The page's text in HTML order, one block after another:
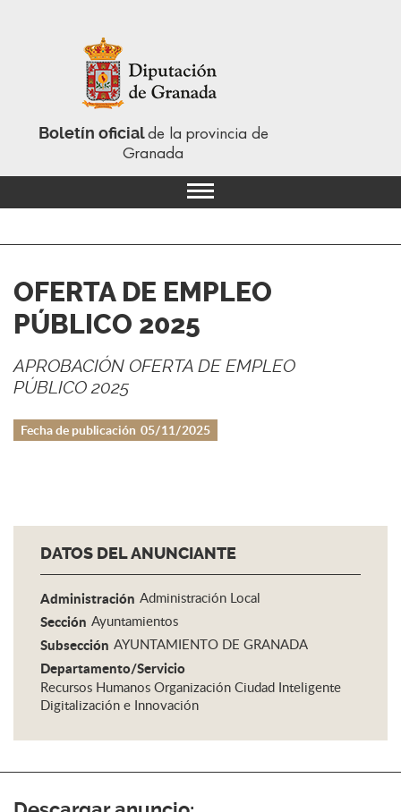
Boletín oficialde la provincia de
Granada
OFERTA DE EMPLEO
PÚBLICO 2025
APROBACIÓN OFERTA DE EMPLEO
PÚBLICO 2025
Fecha de publicación 05/11/2025
DATOS DEL ANUNCIANTE
Administración Administración Local
Sección Ayuntamientos
Subsección AYUNTAMIENTO DE GRANADA
Departamento/Servicio
Recursos Humanos Organización Ciudad Inteligente
Digitalización e Innovación